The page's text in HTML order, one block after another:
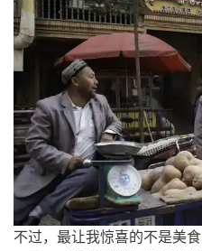
不过，最让我惊喜的不是美